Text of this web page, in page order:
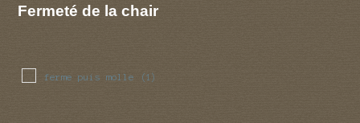
Fermeté de la chair
ferme puis molle (1)